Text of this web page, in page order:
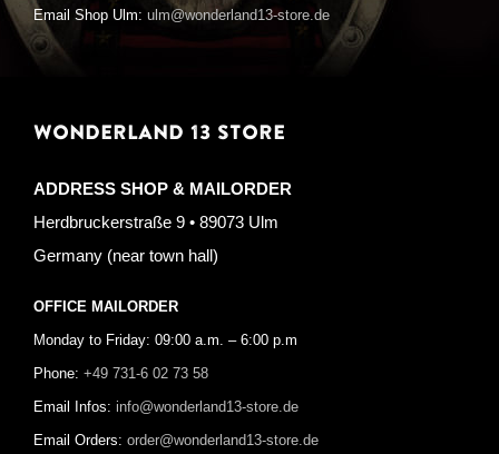
Email Shop Ulm: ulm@wonderland13-store.de
WONDERLAND 13 STORE
ADDRESS SHOP & MAILORDER
Herdbruckerstraße 9 • 89073 Ulm
Germany (near town hall)
OFFICE MAILORDER
Monday to Friday: 09:00 a.m. – 6:00 p.m
Phone: +49 731-6 02 73 58
Email Infos: info@wonderland13-store.de
Email Orders: order@wonderland13-store.de